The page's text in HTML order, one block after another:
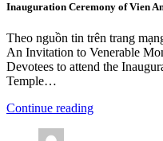
Inauguration Ceremony of Vien
Theo nguồn tin trên trang
An Invitation to Venerable
Devotees to attend the
Temple…
Continue reading